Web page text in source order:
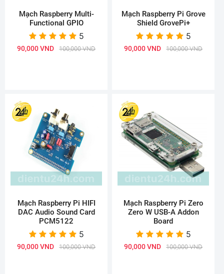
Mạch Raspberry Multi-
Functional GPIO
5
90,000 VND 100,000 VND
Mạch Raspberry Pi Grove
Shield GrovePi+
5
90,000 VND 100,000 VND
Mạch Raspberry Pi HIFI
DAC Audio Sound Card
PCM5122
5
90,000 VND 100,000 VND
Mạch Raspberry Pi Zero
Zero W USB-A Addon
Board
5
90,000 VND 100,000 VND